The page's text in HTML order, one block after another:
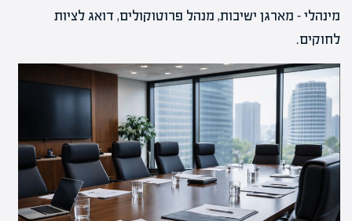
מינהלי – מארגן ישיבות, מנהל פרוטוקולים, דואג לציות
לחוקים.